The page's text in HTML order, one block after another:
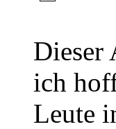
Dieser
ich
Leute